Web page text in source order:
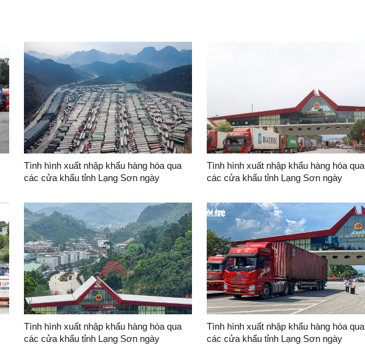
Tình hình xuất nhập khẩu hàng hóa qua
các cửa khẩu tỉnh Lạng Sơn ngày
Tình hình xuất nhập khẩu hàng hóa qua
các cửa khẩu tỉnh Lạng Sơn ngày
Tình hình xuất nhập khẩu hàng hóa qua
các cửa khẩu tỉnh Lạng Sơn ngày
Tình hình xuất nhập khẩu hàng hóa qua
các cửa khẩu tỉnh Lạng Sơn ngày